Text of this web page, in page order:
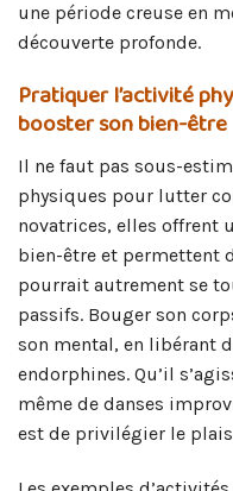
une période creuse en
découverte profonde.
Pratiquer l’activité
booster son bien-être
Il ne faut pas sous-
physiques pour lutter
novatrices, elles offrent
bien-être et permettent
pourrait autrement se
passifs. Bouger son
son mental, en libérant
endorphines. Qu’il
même de danses
est de privilégier le